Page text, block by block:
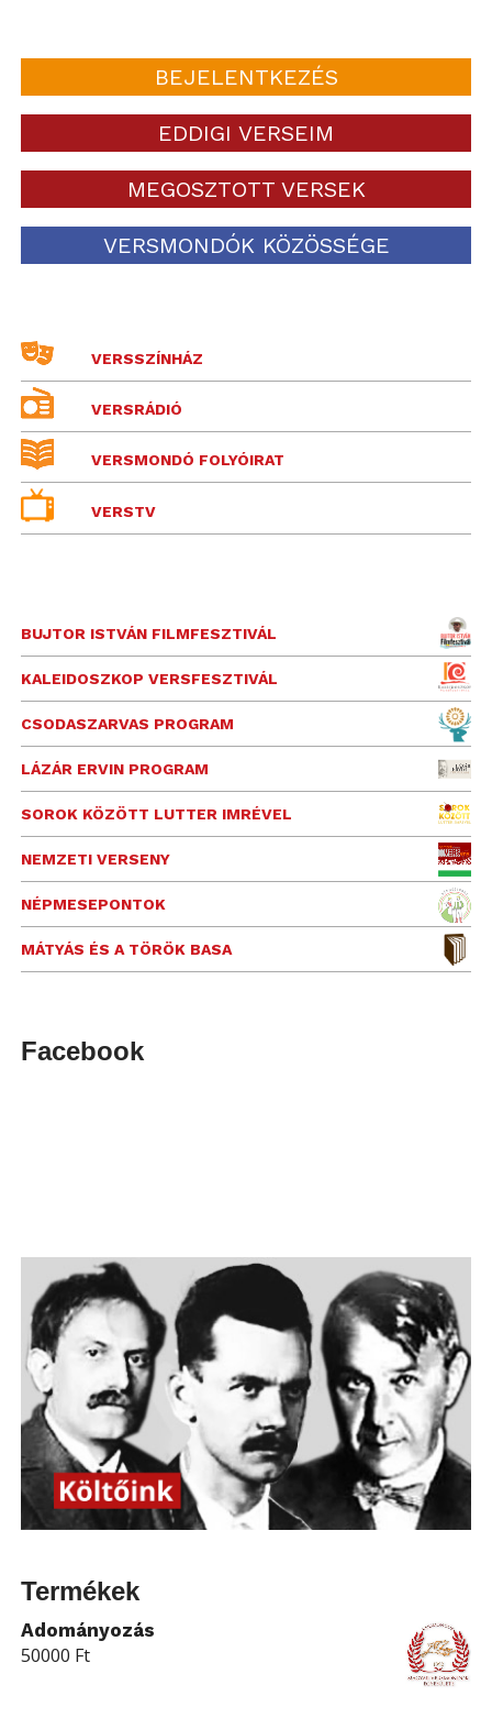
BEJELENTKEZÉS
EDDIGI VERSEIM
MEGOSZTOTT VERSEK
VERSMONDÓK KÖZÖSSÉGE
VERSSZÍNHÁZ
VERSRÁDIÓ
VERSMONDÓ FOLYÓIRAT
VERSTV
BUJTOR ISTVÁN FILMFESZTIVÁL
KALEIDOSZKOP VERSFESZTIVÁL
CSODASZARVAS PROGRAM
LÁZÁR ERVIN PROGRAM
SOROK KÖZÖTT LUTTER IMRÉVEL
NEMZETI VERSENY
NÉPMESEPONTOK
MÁTYÁS ÉS A TÖRÖK BASA
Facebook
Termékek
Adományozás
50000 Ft